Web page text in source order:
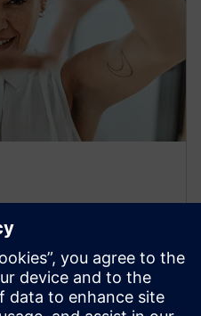
плануйте
витрати на
розробляйте
— все це лише з